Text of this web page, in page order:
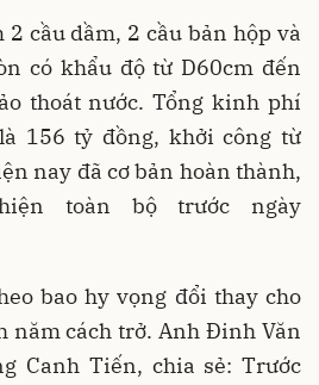
cầu dầm, 2 cầu bản hộp và
có khẩu độ từ D60cm đến
thoát nước. Tổng kinh phí
156 tỷ đồng, khởi công từ
nay đã cơ bản hoàn thành,
toàn bộ trước ngày
bao hy vọng đổi thay cho
năm cách trở. Anh Đinh Văn
Canh Tiến, chia sẻ: Trước